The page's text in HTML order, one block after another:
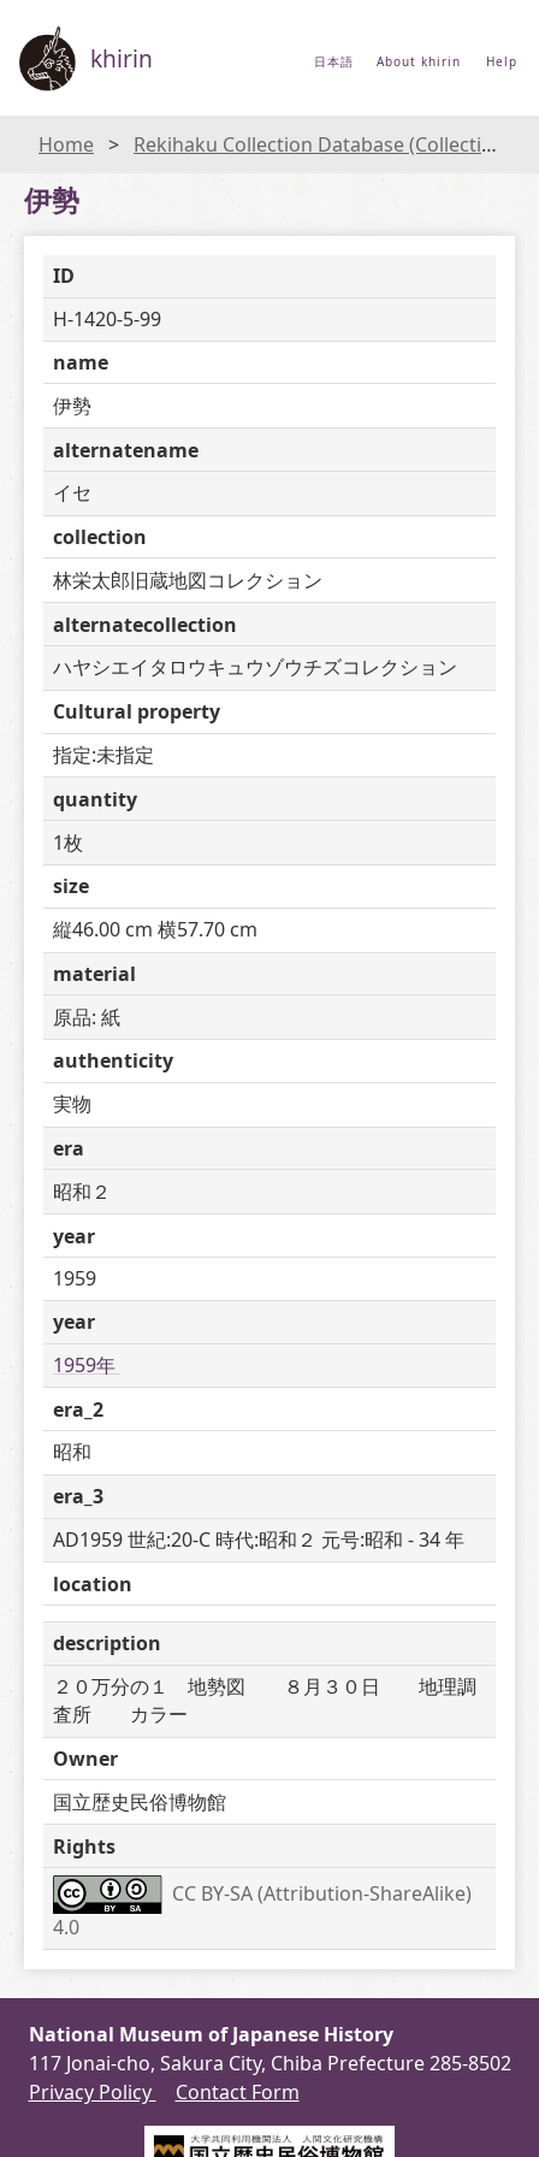
khirin 日本語 About khirin Help
Home Rekihaku Collection Database (Collections Database of the National Museum of Japanese History)
伊勢
ID
H-1420-5-99
name
伊勢
alternatename
イセ
collection
林栄太郎旧蔵地図コレクション
alternatecollection
ハヤシエイタロウキュウゾウチズコレクション
Cultural property
指定:未指定
quantity
1枚
size
縦46.00 cm 横57.70 cm
material
原品: 紙
authenticity
実物
era
昭和２
year
1959
year
1959年
era_2
昭和
era_3
AD1959 世紀:20-C 時代:昭和２ 元号:昭和 - 34 年
location
description
２０万分の１　地勢図　　８月３０日　　地理調
査所　　カラー
Owner
国立歴史民俗博物館
Rights
CC BY-SA (Attribution-ShareAlike)
4.0
National Museum of Japanese History
117 Jonai-cho, Sakura City, Chiba Prefecture 285-8502
Privacy Policy
Contact Form